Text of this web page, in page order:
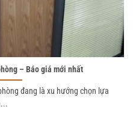
– Báo giá mới nhất
đang là xu hướng chọn lựa